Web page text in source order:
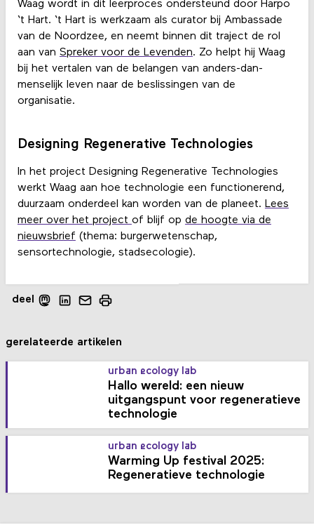
Waag wordt in dit leerproces ondersteund door Harpo
‘t Hart. ‘t Hart is werkzaam als curator bij Ambassade
van de Noordzee, en neemt binnen dit traject de rol
aan van Spreker voor de Levenden. Zo helpt hij Waag
bij het vertalen van de belangen van anders-dan-
menselijk leven naar de beslissingen van de
organisatie.
Designing Regenerative Technologies
In het project Designing Regenerative Technologies
werkt Waag aan hoe technologie een functionerend,
duurzaam onderdeel kan worden van de planeet. Lees
meer over het project of blijf op de hoogte via de
nieuwsbrief (thema: burgerwetenschap,
sensortechnologie, stadsecologie).
deel
gerelateerde artikelen
urban ecology lab
Hallo wereld: een nieuw
uitgangspunt voor regeneratieve
technologie
urban ecology lab
Warming Up festival 2025:
Regeneratieve technologie